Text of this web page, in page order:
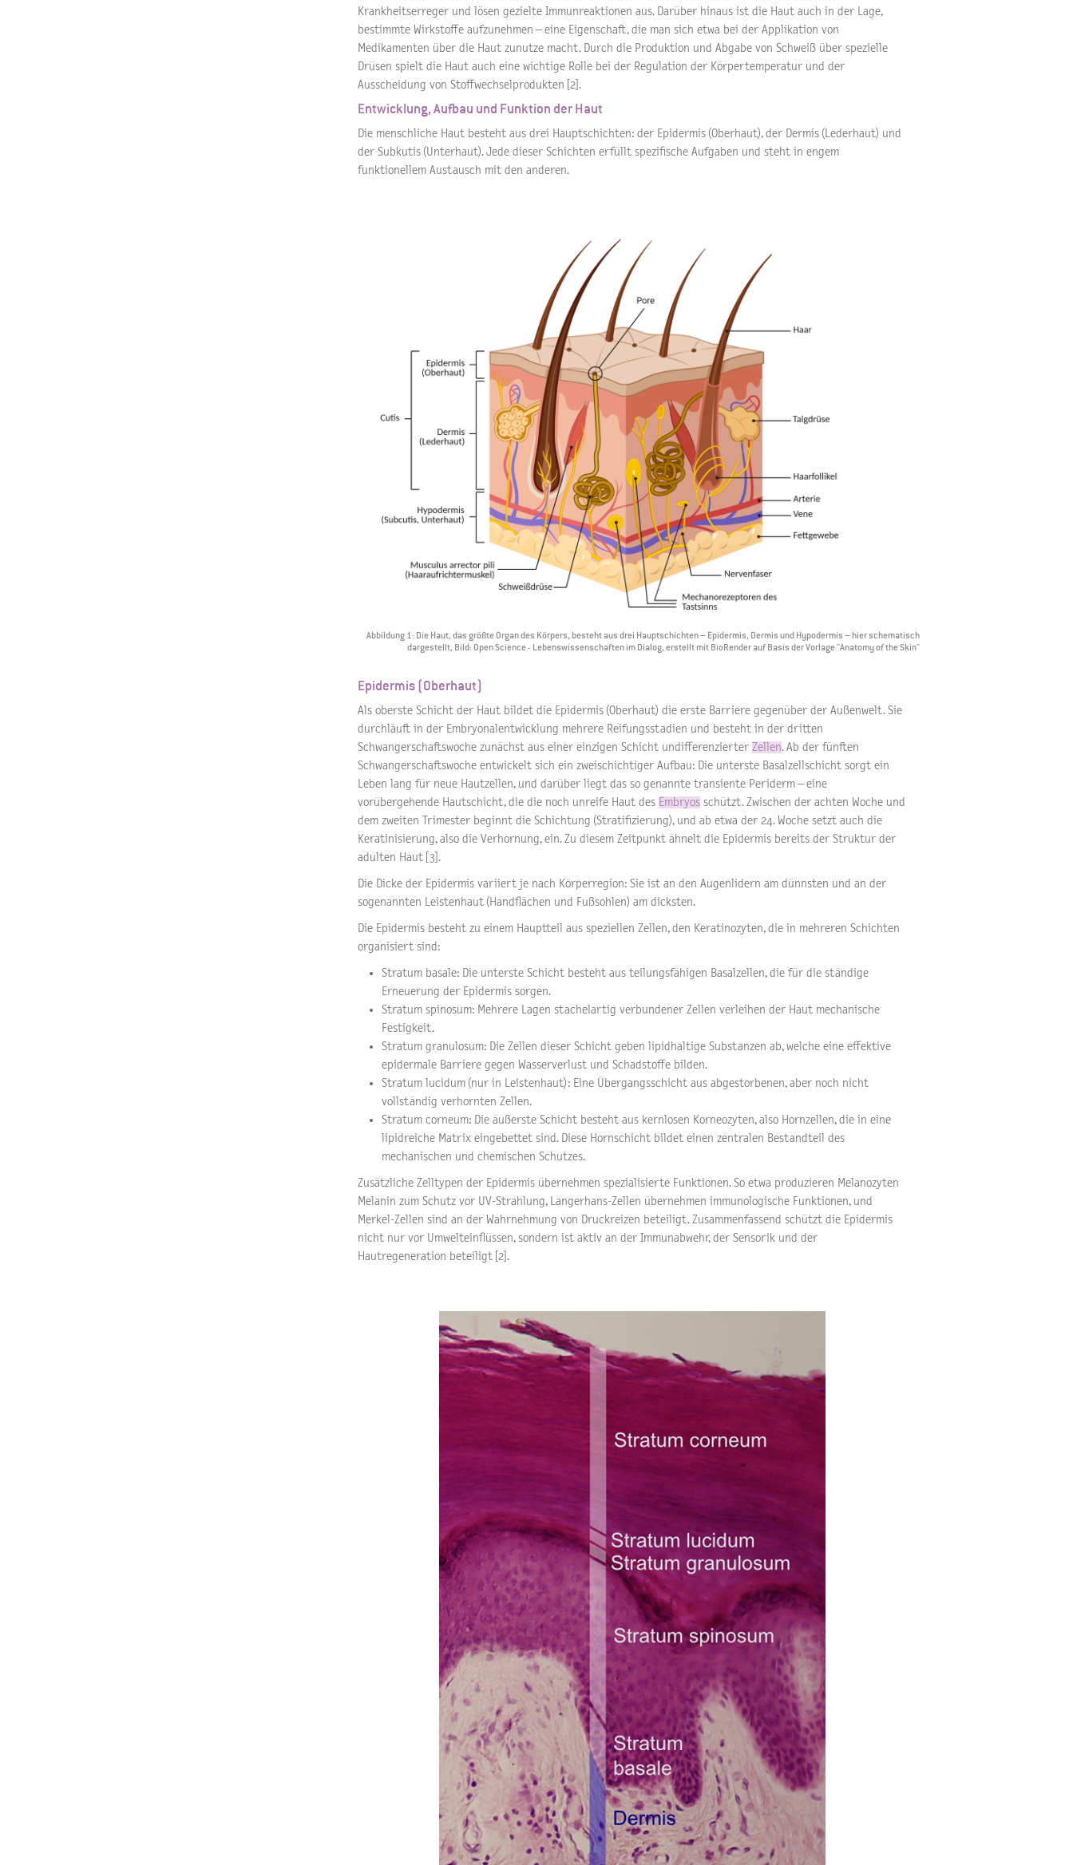
Krankheitserreger und lösen gezielte Immunreaktionen aus. Darüber hinaus ist die Haut auch in der Lage,
bestimmte Wirkstoffe aufzunehmen – eine Eigenschaft, die man sich etwa bei der Applikation von
Medikamenten über die Haut zunutze macht. Durch die Produktion und Abgabe von Schweiß über spezielle
Drüsen spielt die Haut auch eine wichtige Rolle bei der Regulation der Körpertemperatur und der
Ausscheidung von Stoffwechselprodukten [2].
Entwicklung, Aufbau und Funktion der Haut
Die menschliche Haut besteht aus drei Hauptschichten: der Epidermis (Oberhaut), der Dermis (Lederhaut) und
der Subkutis (Unterhaut). Jede dieser Schichten erfüllt spezifische Aufgaben und steht in engem
funktionellem Austausch mit den anderen.
Abbildung 1: Die Haut, das größte Organ des Körpers, besteht aus drei Hauptschichten – Epidermis, Dermis und Hypodermis – hier schematisch
dargestellt, Bild: Open Science - Lebenswissenschaften im Dialog, erstellt mit BioRender auf Basis der Vorlage "Anatomy of the Skin"
Epidermis (Oberhaut)
Als oberste Schicht der Haut bildet die Epidermis (Oberhaut) die erste Barriere gegenüber der Außenwelt. Sie
durchläuft in der Embryonalentwicklung mehrere Reifungsstadien und besteht in der dritten
Schwangerschaftswoche zunächst aus einer einzigen Schicht undifferenzierter Zellen. Ab der fünften
Schwangerschaftswoche entwickelt sich ein zweischichtiger Aufbau: Die unterste Basalzellschicht sorgt ein
Leben lang für neue Hautzellen, und darüber liegt das so genannte transiente Periderm – eine
vorübergehende Hautschicht, die die noch unreife Haut des Embryos schützt. Zwischen der achten Woche und
dem zweiten Trimester beginnt die Schichtung (Stratifizierung), und ab etwa der 24. Woche setzt auch die
Keratinisierung, also die Verhornung, ein. Zu diesem Zeitpunkt ähnelt die Epidermis bereits der Struktur der
adulten Haut [3].
Die Dicke der Epidermis variiert je nach Körperregion: Sie ist an den Augenlidern am dünnsten und an der
sogenannten Leistenhaut (Handflächen und Fußsohlen) am dicksten.
Die Epidermis besteht zu einem Hauptteil aus speziellen Zellen, den Keratinozyten, die in mehreren Schichten
organisiert sind:
Stratum basale: Die unterste Schicht besteht aus teilungsfähigen Basalzellen, die für die ständige
Erneuerung der Epidermis sorgen.
Stratum spinosum: Mehrere Lagen stachelartig verbundener Zellen verleihen der Haut mechanische
Festigkeit.
Stratum granulosum: Die Zellen dieser Schicht geben lipidhaltige Substanzen ab, welche eine effektive
epidermale Barriere gegen Wasserverlust und Schadstoffe bilden.
Stratum lucidum (nur in Leistenhaut): Eine Übergangsschicht aus abgestorbenen, aber noch nicht
vollständig verhornten Zellen.
Stratum corneum: Die äußerste Schicht besteht aus kernlosen Korneozyten, also Hornzellen, die in eine
lipidreiche Matrix eingebettet sind. Diese Hornschicht bildet einen zentralen Bestandteil des
mechanischen und chemischen Schutzes.
Zusätzliche Zelltypen der Epidermis übernehmen spezialisierte Funktionen. So etwa produzieren Melanozyten
Melanin zum Schutz vor UV-Strahlung, Langerhans-Zellen übernehmen immunologische Funktionen, und
Merkel-Zellen sind an der Wahrnehmung von Druckreizen beteiligt. Zusammenfassend schützt die Epidermis
nicht nur vor Umwelteinflüssen, sondern ist aktiv an der Immunabwehr, der Sensorik und der
Hautregeneration beteiligt [2].